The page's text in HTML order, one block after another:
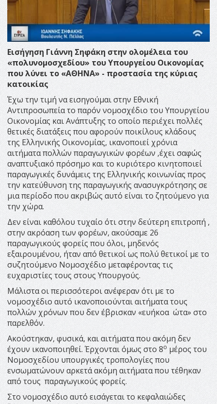
Εισήγηση Γιάννη Σηφάκη στην ολομέλεια του
«πολυνομοσχεδίου» του Υπουργείου Οικονομίας
που λύνει το «ΑΘΗΝΑ» - προστασία της κύριας
κατοικίας
Έχω την τιμή να εισηγούμαι στην Εθνική
Αντιπροσωπεία το παρόν νομοσχέδιο του Υπουργείου
Οικονομίας και Ανάπτυξης το οποίο περιέχει πολλές
θετικές διατάξεις που αφορούν ποικίλους κλάδους
της Ελληνικής Οικονομίας, ικανοποιεί χρόνια
αιτήματα πολλών παραγωγικών φορέων ,έχει σαφώς
αναπτυξιακό πρόσημο και το κυριότερο κινητοποιεί
παραγωγικές δυνάμεις της Ελληνικής κοινωνίας προς
την κατεύθυνση της παραγωγικής ανασυγκρότησης σε
μια περίοδο που ακριβώς αυτό είναι το ζητούμενο για
την χώρα.
Δεν είναι καθόλου τυχαίο ότι στην δεύτερη επιτροπή ,
στην ακρόαση των φορέων, ακούσαμε 26
παραγωγικούς φορείς που όλοι, μηδενός
εξαιρουμένου, ήταν από θετικοί ως πολύ θετικοί με το
συζητούμενο Νομοσχέδιο μεταφέροντας τις
ευχαριστίες τους στους Υπουργούς.
Μάλιστα οι περισσότεροι ανέφεραν ότι με το
νομοσχέδιο αυτό ικανοποιούνται αιτήματα τους
πολλών χρόνων που δεν έβρισκαν «ευήκοα ώτα» στο
παρελθόν.
Ακούστηκαν, φυσικά, και αιτήματα που ακόμη δεν
έχουν ικανοποιηθεί. Έρχονται όμως στο 8ομέρος του
Νομοσχεδίου υπουργικές τροπολογίες που
ενσωματώνουν αρκετά ακόμη αιτήματα που τέθηκαν
από τους παραγωγικούς φορείς.
Στο νομοσχέδιο αυτό εισάγεται το κεφαλαιώδες